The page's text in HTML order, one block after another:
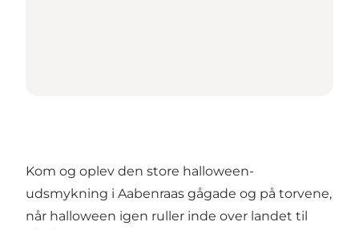
Kom og oplev den store halloween-
udsmykning i Aabenraas gågade og på torvene,
når halloween igen ruller inde over landet til